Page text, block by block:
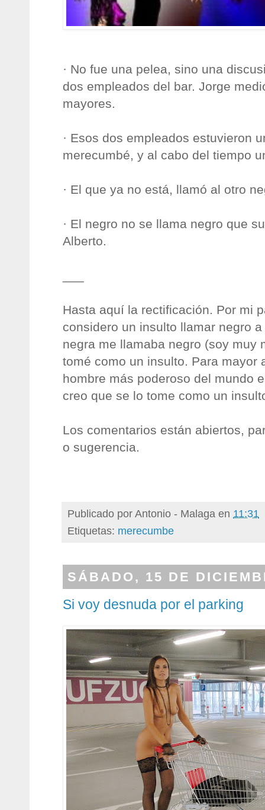
· No fue una pelea, sino una
dos empleados del bar. Jorge
mayores.
· Esos dos empleados estuvieron
merecumbé, y al cabo del tiempo
· El que ya no está, llamó al otro
· El negro no se llama negro que
Alberto.
Hasta aquí la rectificación. Por mi
considero un insulto llamar negro
negra me llamaba negro (soy muy
tomé como un insulto. Para mayor
hombre más poderoso del mundo
creo que se lo tome como un
Los comentarios están abiertos,
o sugerencia.
Publicado porAntonio - Malaga en 11:31
Etiquetas: merecumbe
SÁBADO, 15 DE
Si voy desnuda por el parking